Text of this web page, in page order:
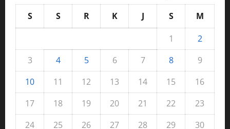
S S R K J S
M
1
2
3
4 5 6 7 8
9
10
11 12 13 14 15
16
17
18 19 20 21 22
23
24
25 26 27 28 29
30